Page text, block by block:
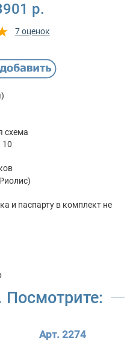
р.
7 оценок
схема
10
и паспарту в комплект не
Арт. 2274